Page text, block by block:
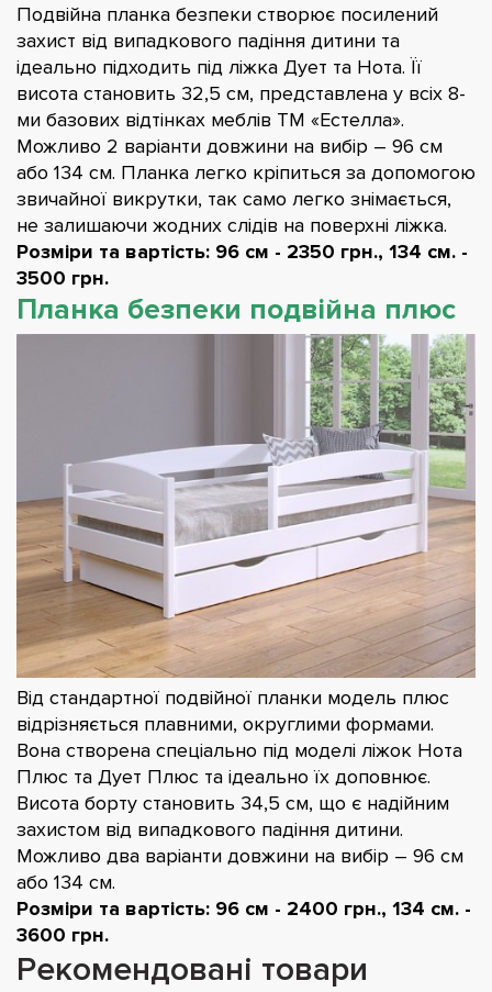
Подвійна планка безпеки створює посилений
захист від випадкового падіння дитини та
ідеально підходить під ліжка Дует та Нота. Її
висота становить 32,5 см, представлена у всіх 8-
ми базових відтінках меблів ТМ «Естелла».
Можливо 2 варіанти довжини на вибір – 96 см
або 134 см. Планка легко кріпиться за допомогою
звичайної викрутки, так само легко знімається,
не залишаючи жодних слідів на поверхні ліжка.
Розміри та вартість: 96 см - 2350 грн., 134 см. -
3500 грн.
Планка безпеки подвійна плюс
Від стандартної подвійної планки модель плюс
відрізняється плавними, округлими формами.
Вона створена спеціально під моделі ліжок Нота
Плюс та Дует Плюс та ідеально їх доповнює.
Висота борту становить 34,5 см, що є надійним
захистом від випадкового падіння дитини.
Можливо два варіанти довжини на вибір – 96 см
або 134 см.
Розміри та вартість: 96 см - 2400 грн., 134 см. -
3600 грн.
Рекомендовані товари